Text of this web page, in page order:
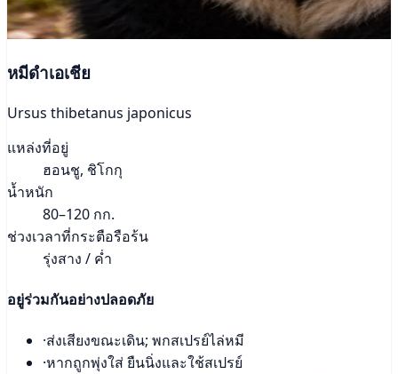
หมีดำเอเชีย
Ursus thibetanus japonicus
แหล่งที่อยู่
ฮอนชู, ชิโกกุ
น้ำหนัก
80–120 กก.
ช่วงเวลาที่กระตือรือร้น
รุ่งสาง / ค่ำ
อยู่ร่วมกันอย่างปลอดภัย
·ส่งเสียงขณะเดิน; พกสเปรย์ไล่หมี
·หากถูกพุ่งใส่ ยืนนิ่งและใช้สเปรย์